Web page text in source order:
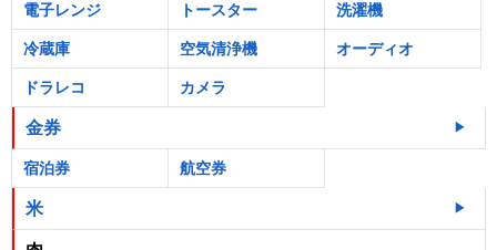
電子レンジ トースター 洗濯機
冷蔵庫 空気清浄機 オーディオ
ドラレコ カメラ
金券
宿泊券 航空券
米